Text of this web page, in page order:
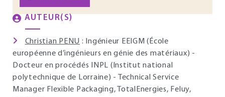
AUTEUR(S)
Christian PENU : Ingénieur EEIGM (École
européenne d’ingénieurs en génie des matériaux) -
Docteur en procédés INPL (Institut national
polytechnique de Lorraine) - Technical Service
Manager Flexible Packaging, TotalEnergies, Feluy,